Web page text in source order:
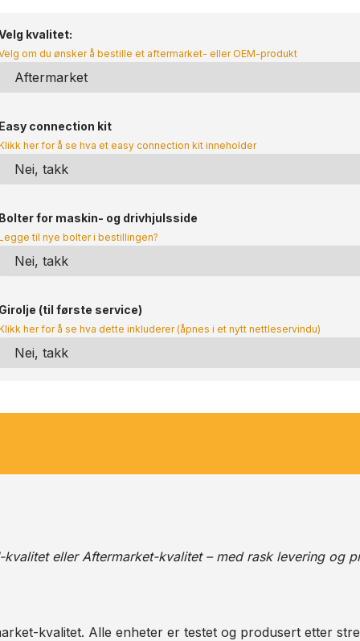
kvalitet:
om du ønsker å bestille et aftermarket- eller OEM-produkt
Easy connection kit
her for å se hva et easy connection kit inneholder
Bolter for maskin- og drivhjulsside
til nye bolter i bestillingen?
Girolje (til første service)
her for å se hva dette inkluderer (åpnes i et nytt nettleservindu)
kvalitet eller Aftermarket-kvalitet – med rask levering og
kvalitet. Alle enheter er testet og produsert etter